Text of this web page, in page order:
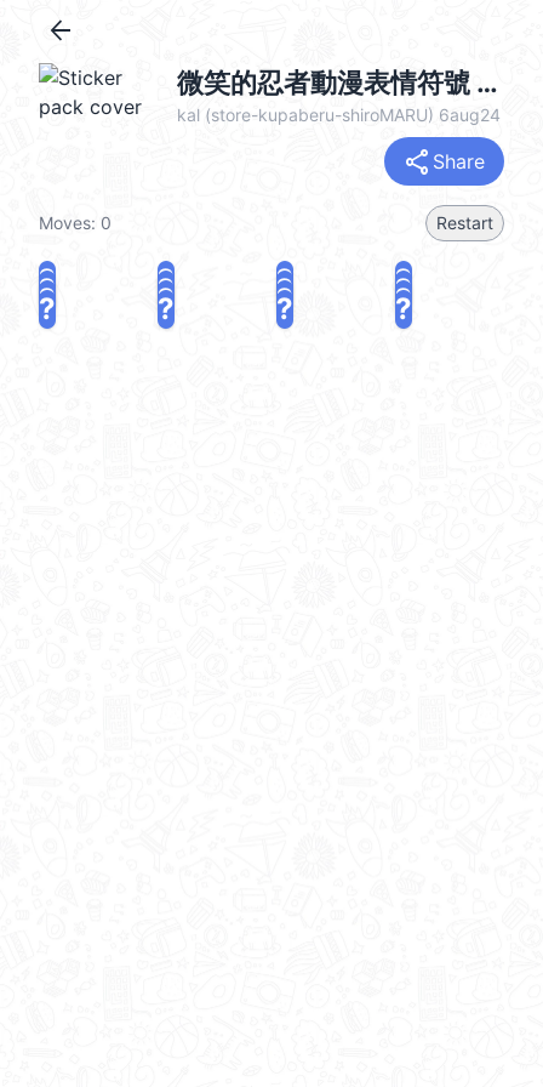
arrow_back
微笑的忍者動漫表情符號 @kal_pc
kal (store-kupaberu-shiroMARU) 6aug24
share Share
Moves: 0 Restart
? ? ? ?
? ? ? ?
? ? ? ?
? ? ? ?